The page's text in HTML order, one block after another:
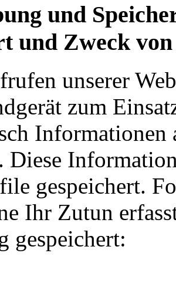
und
und Zweck
unserer
zum
Informationen
Diese
gespeichert.
Ihr Zutun
gespeichert: